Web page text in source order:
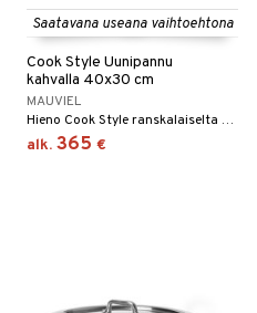
Saatavana useana vaihtoehtona
Cook Style Uunipannu
kahvalla 40x30 cm
MAUVIEL
Hieno Cook Style ranskalaiselta Mauvielilta. Uunipannu on valmistettu laadukkaasta ruostumattomasta teräksestä.
alk. 365 €